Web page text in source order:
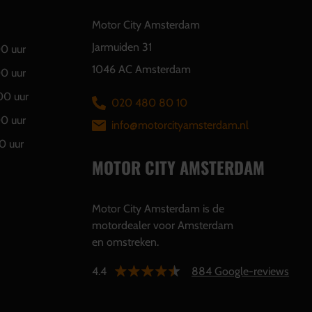
uur
uur
uur
uur
uur
Motor City Amsterdam
Jarmuiden 31
1046 AC Amsterdam
020 480 80 10
info@motorcityamsterdam.nl
MOTOR CITY AMSTERDAM
Motor City Amsterdam is de
motordealer voor Amsterdam
en omstreken.
4.4 884 Google-reviews